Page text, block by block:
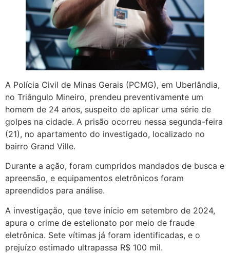
A Polícia Civil de Minas Gerais (PCMG), em Uberlândia,
no Triângulo Mineiro, prendeu preventivamente um
homem de 24 anos, suspeito de aplicar uma série de
golpes na cidade. A prisão ocorreu nessa segunda-feira
(21), no apartamento do investigado, localizado no
bairro Grand Ville.
Durante a ação, foram cumpridos mandados de busca e
apreensão, e equipamentos eletrônicos foram
apreendidos para análise.
A investigação, que teve início em setembro de 2024,
apura o crime de estelionato por meio de fraude
eletrônica. Sete vítimas já foram identificadas, e o
prejuízo estimado ultrapassa R$ 100 mil.